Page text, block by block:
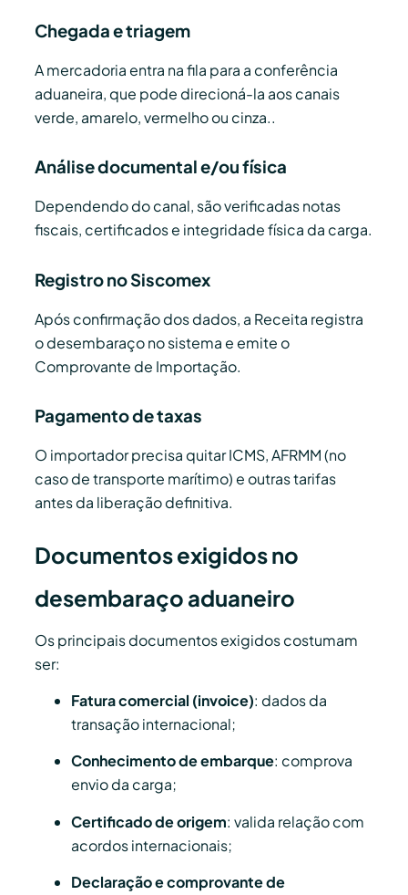
Chegada e triagem
A mercadoria entra na fila para a conferência
aduaneira, que pode direcioná-la aos canais
verde, amarelo, vermelho ou cinza..
Análise documental e/ou física
Dependendo do canal, são verificadas notas
fiscais, certificados e integridade física da carga.
Registro no Siscomex
Após confirmação dos dados, a Receita registra
o desembaraço no sistema e emite o
Comprovante de Importação.
Pagamento de taxas
O importador precisa quitar ICMS, AFRMM (no
caso de transporte marítimo) e outras tarifas
antes da liberação definitiva.
Documentos exigidos no
desembaraço aduaneiro
Os principais documentos exigidos costumam
ser:
Fatura comercial (invoice): dados da
transação internacional;
Conhecimento de embarque: comprova
envio da carga;
Certificado de origem: valida relação com
acordos internacionais;
Declaração e comprovante de